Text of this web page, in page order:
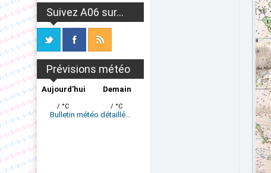
Suivez A06 sur...
Prévisions météo
Aujourd'hui
/ °C
Demain
/ °C
Bulletin météo détaillé...